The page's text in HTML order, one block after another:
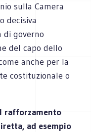
sulla Camera
decisiva
di governo
del capo dello
anche per la
costituzionale o
rafforzamento
ad esempio